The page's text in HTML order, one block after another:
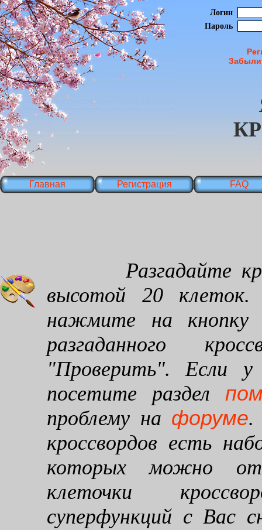
Логин
Пароль
Главная Регистрация FAQ
Разгадайте
высотой 20 клеток.
нажмите на кнопку
разгаданного
"Проверить". Если
посетите раздел
проблему на форуме.
кроссвордов есть
которых можно
клеточки
суперфункций с Вас